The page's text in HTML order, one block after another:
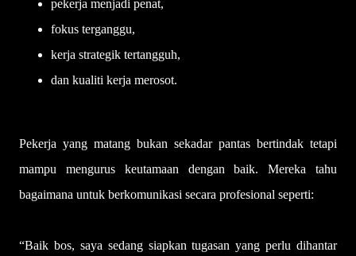
pekerja menjadi penat,
fokus terganggu,
kerja strategik tertangguh,
dan kualiti kerja merosot.
Pekerja yang matang bukan sekadar pantas bertindak tetapi
mampu mengurus keutamaan dengan baik. Mereka tahu
bagaimana untuk berkomunikasi secara profesional seperti:
“Baik bos, saya sedang siapkan tugasan yang perlu dihantar